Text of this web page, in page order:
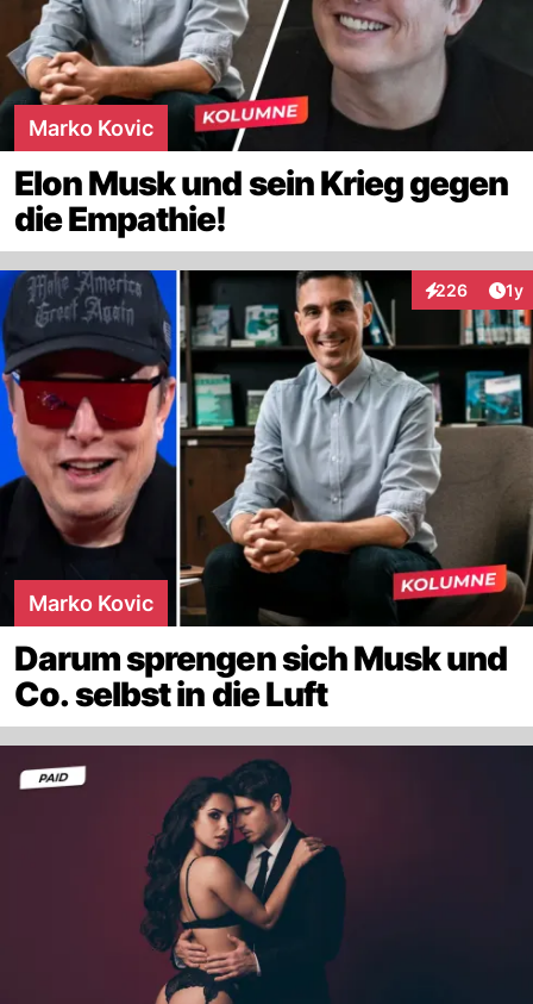
Marko Kovic
Elon Musk und sein Krieg gegen
die Empathie!
226
Interaktionen
1y
Marko Kovic
Darum sprengen sich Musk und
Co. selbst in die Luft